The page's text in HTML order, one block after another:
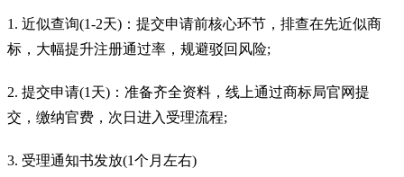
1. 近似查询(1-2天)：提交申请前核心环节，排查在先近似商
标，大幅提升注册通过率，规避驳回风险;
2. 提交申请(1天)：准备齐全资料，线上通过商标局官网提
交，缴纳官费，次日进入受理流程;
3. 受理通知书发放(1个月左右)